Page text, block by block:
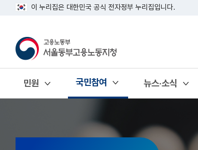
이 누리집은 대한민국 공식 전자정부 누리집입니다.
민원
열기
국민참여
열기 뉴스·소식
열기